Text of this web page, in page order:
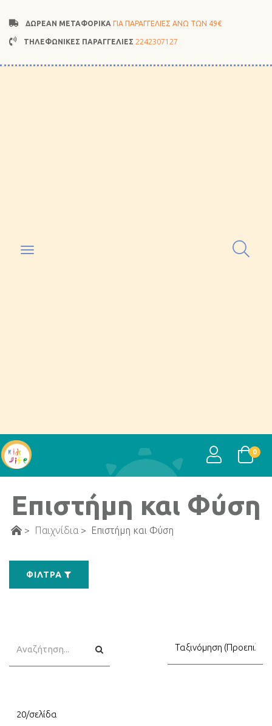
ΔΩΡΕΑΝ ΜΕΤΑΦΟΡΙΚΑ ΓΙΑ ΠΑΡΑΓΓΕΛΙΕΣ ΑΝΩ ΤΩΝ 49€
ΤΗΛΕΦΩΝΙΚΕΣ ΠΑΡΑΓΓΕΛΙΕΣ 2242307127
Toggle
USER 0
Επιστήμη και Φύση
> Παιχνίδια > Επιστήμη και Φύση
ΦΊΛΤΡΑ
Αναζήτηση